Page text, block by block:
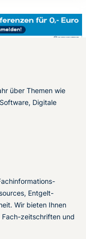
über Themen wie
Digitale
Entgelt-
Wir bieten Ihnen
Fach-zeitschriften und